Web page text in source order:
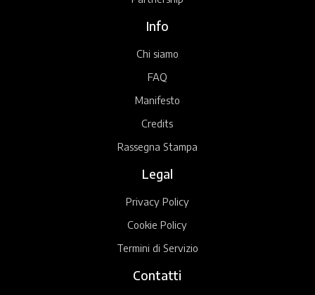
Info
Chi siamo
FAQ
Manifesto
Credits
Rassegna Stampa
Legal
Privacy Policy
Cookie Policy
Termini di Servizio
Contatti